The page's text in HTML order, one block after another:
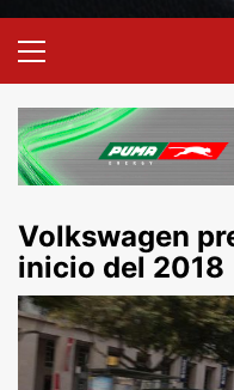
Volkswagen
inicio del 2018